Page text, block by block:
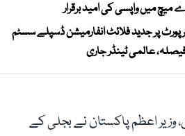
میچ میں واپسی کی امید برقرار
پر جدید فلائٹ انفارمیشن ڈسپلے سسٹم
عالمی ٹینڈر جاری
وزیر اعظم پاکستان نے بجلی کے